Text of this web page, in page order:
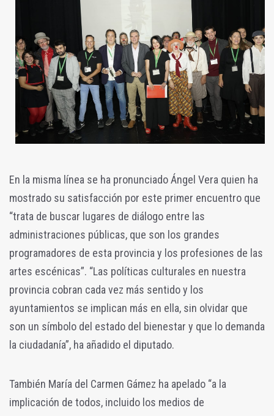
En la misma línea se ha pronunciado Ángel Vera quien ha
mostrado su satisfacción por este primer encuentro que
“trata de buscar lugares de diálogo entre las
administraciones públicas, que son los grandes
programadores de esta provincia y los profesiones de las
artes escénicas”. “Las políticas culturales en nuestra
provincia cobran cada vez más sentido y los
ayuntamientos se implican más en ella, sin olvidar que
son un símbolo del estado del bienestar y que lo demanda
la ciudadanía”, ha añadido el diputado.
También María del Carmen Gámez ha apelado “a la
implicación de todos, incluido los medios de